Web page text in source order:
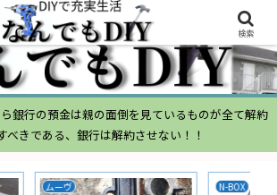
銀行の預金は親の面倒を見ているものが全て解約
べきである、銀行は解約させない！！
N-BOX
検索